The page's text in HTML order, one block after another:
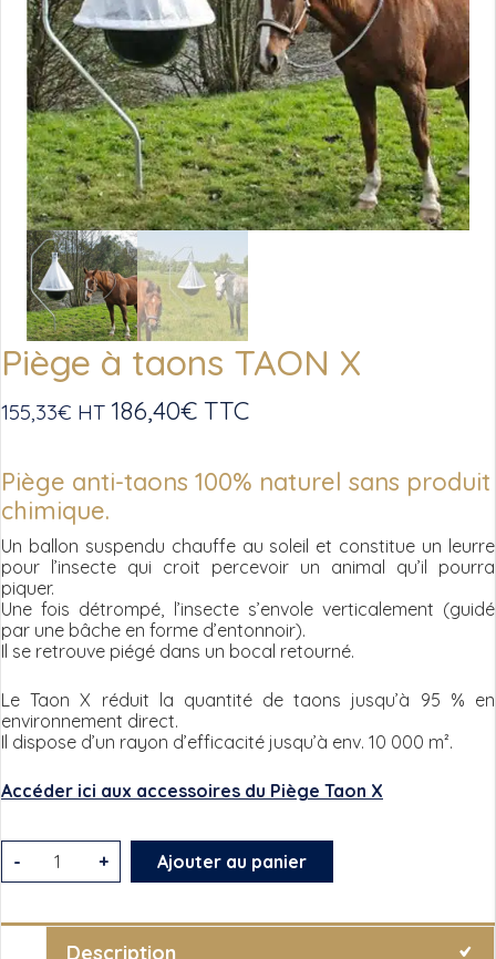
Piège à taons TAON X
155,33€ HT 186,40€ TTC
Piège anti-taons 100% naturel sans produit
chimique.
Un ballon suspendu chauffe au soleil et constitue un leurre
pour l’insecte qui croit percevoir un animal qu’il pourra
piquer.
Une fois détrompé, l’insecte s’envole verticalement (guidé
par une bâche en forme d’entonnoir).
Il se retrouve piégé dans un bocal retourné.
Le Taon X réduit la quantité de taons jusqu’à 95 % en
environnement direct.
Il dispose d’un rayon d’efficacité jusqu’à env. 10 000 m².
Accéder ici aux accessoires du Piège Taon X
quantité
de
Piège
- + Ajouter au panier
Description